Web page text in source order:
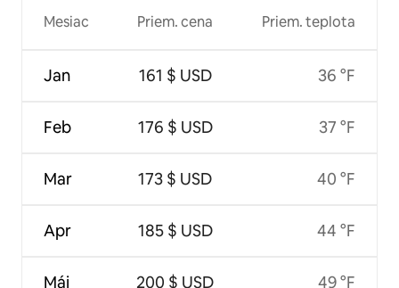
Mesiac
Jan
Feb
Mar
Apr
Máj
Priem. cena
161 $ USD
176 $ USD
173 $ USD
185 $ USD
200 $ USD
Priem. teplota
36 °F
37 °F
40 °F
44 °F
49 °F